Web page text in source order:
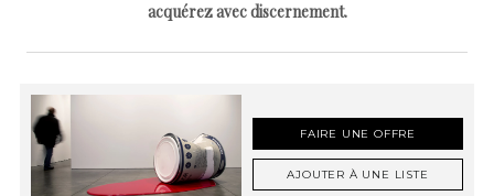
acquérez avec discernement.
FAIRE UNE OFFRE
AJOUTER À UNE LISTE